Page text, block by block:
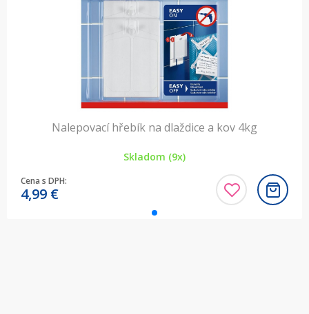
Nalepovací hřebík na dlaždice a kov 4kg
Skladom (9x)
Cena s DPH:
4,99 €